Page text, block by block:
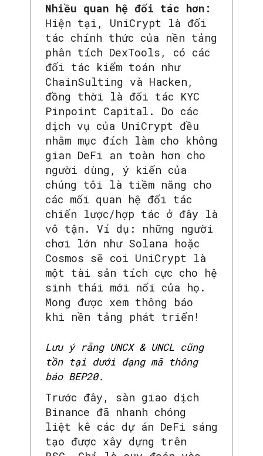
Nhiều quan hệ đối tác hơn:
Hiện tại, UniCrypt là đối
tác chính thức của nền tảng
phân tích DexTools, có các
đối tác kiểm toán như
ChainSulting và Hacken,
đồng thời là đối tác KYC
Pinpoint Capital. Do các
dịch vụ của UniCrypt đều
nhằm mục đích làm cho không
gian DeFi an toàn hơn cho
người dùng, ý kiến ​​của
chúng tôi là tiềm năng cho
các mối quan hệ đối tác
chiến lược/hợp tác ở đây là
vô tận. Ví dụ: những người
chơi lớn như Solana hoặc
Cosmos sẽ coi UniCrypt là
một tài sản tích cực cho hệ
sinh thái mới nổi của họ.
Mong được xem thông báo
khi nền tảng phát triển!
Lưu ý rằng UNCX & UNCL cũng
tồn tại dưới dạng mã thông
báo BEP20.
Trước đây, sàn giao dịch
Binance đã nhanh chóng
liệt kê các dự án DeFi sáng
tạo được xây dựng trên